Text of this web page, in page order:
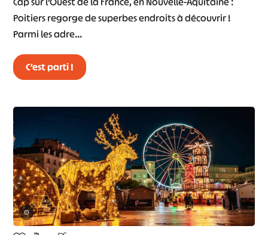
Poitiers regorge de superbes endroits à découvrir !
Parmi les adre…
C’est parti !
©